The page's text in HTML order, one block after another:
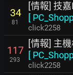
34
81
[情報] 技
[
click2258
117
293
[情報] 主
[
click2258